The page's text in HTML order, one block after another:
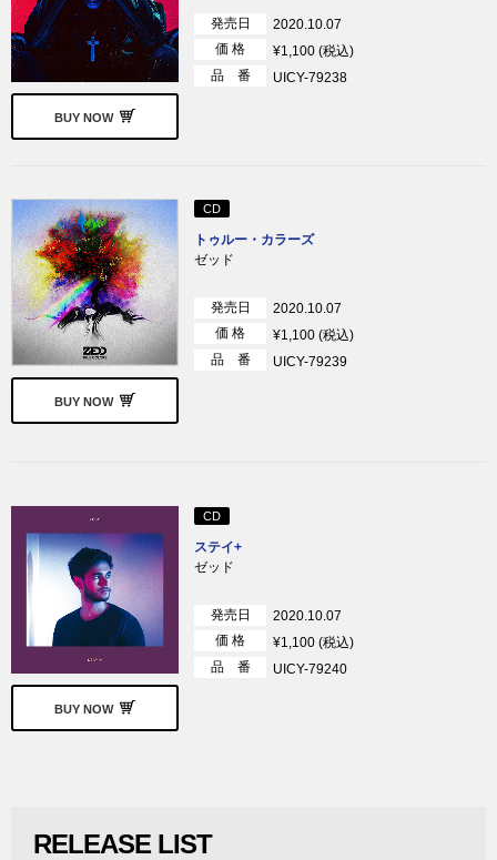
BUY NOW
発売日
2020.10.07
価 格
¥1,100 (税込)
品 番
UICY-79238
BUY NOW
CD
トゥルー・カラーズ
ゼッド
発売日
2020.10.07
価 格
¥1,100 (税込)
品 番
UICY-79239
BUY NOW
CD
ステイ+
ゼッド
発売日
2020.10.07
価 格
¥1,100 (税込)
品 番
UICY-79240
RELEASE LIST